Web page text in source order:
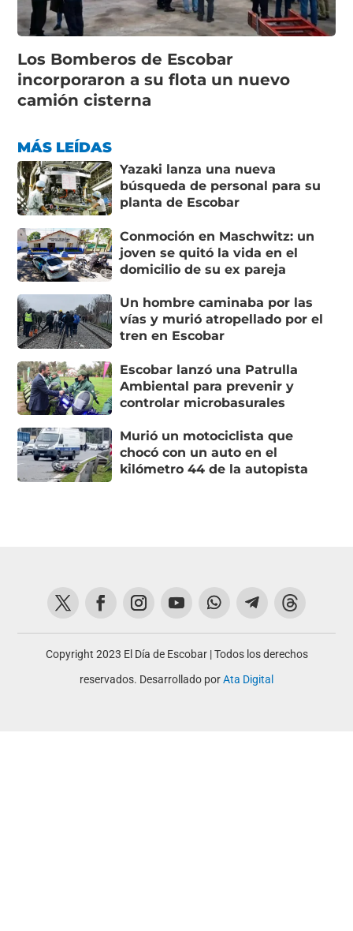
Los Bomberos de Escobar
incorporaron a su flota un nuevo
camión cisterna
MÁS LEÍDAS
Yazaki lanza una nueva
búsqueda de personal para su
planta de Escobar
Conmoción en Maschwitz: un
joven se quitó la vida en el
domicilio de su ex pareja
Un hombre caminaba por las
vías y murió atropellado por el
tren en Escobar
Escobar lanzó una Patrulla
Ambiental para prevenir y
controlar microbasurales
Murió un motociclista que
chocó con un auto en el
kilómetro 44 de la autopista
Copyright 2023 El Día de Escobar | Todos los derechos
reservados. Desarrollado porAta Digital